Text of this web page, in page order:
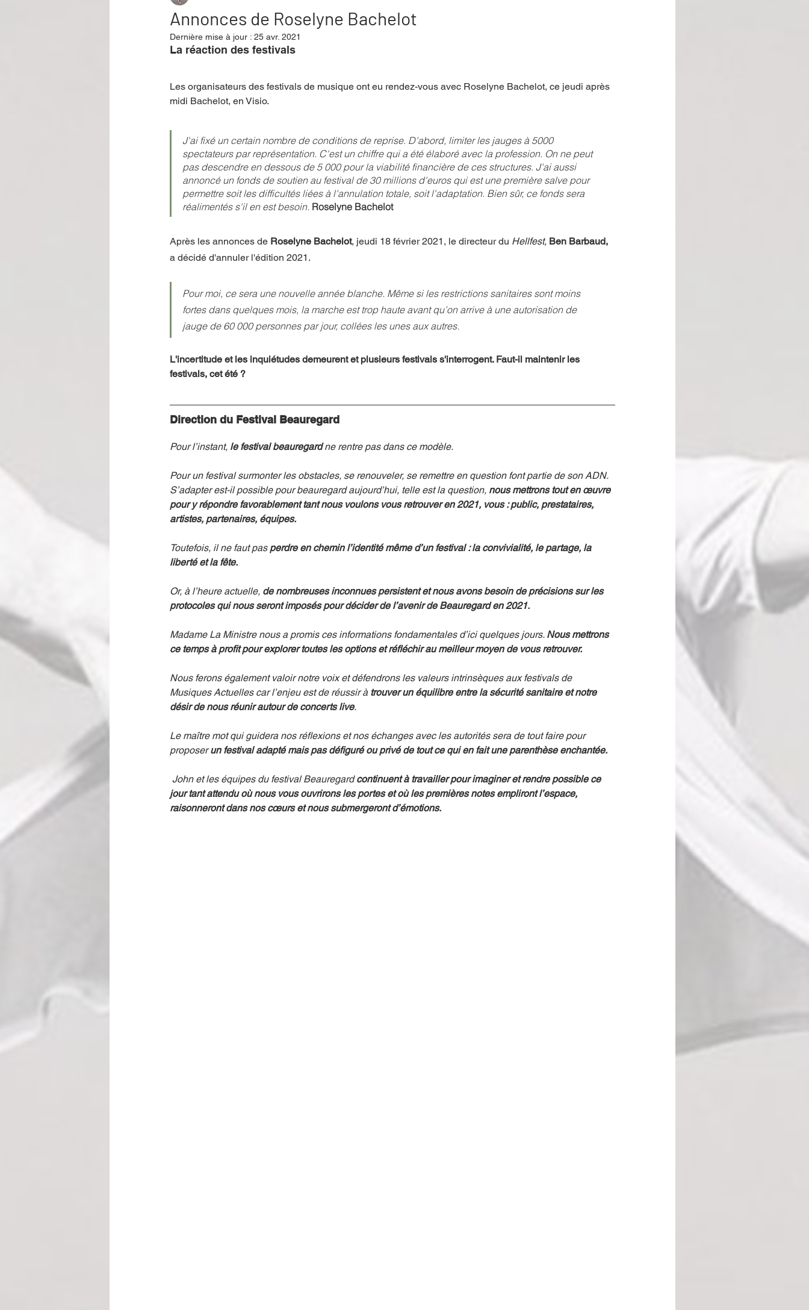
Performance Rire Récompense
Interview
Offre spéciale Annuaire Théâtre - Musée Hommage
Annonces de Roselyne Bachelot
Dernière mise à jour : 25 avr. 2021
La réaction des festivals
Les organisateurs des festivals de musique ont eu rendez-vous avec Roselyne Bachelot, ce jeudi après
midi Bachelot, en Visio.
J'ai fixé un certain nombre de conditions de reprise. D'abord, limiter les jauges à 5000
spectateurs par représentation. C'est un chiffre qui a été élaboré avec la profession. On ne peut
pas descendre en dessous de 5 000 pour la viabilité financière de ces structures. J'ai aussi
annoncé un fonds de soutien au festival de 30 millions d'euros qui est une première salve pour
permettre soit les difficultés liées à l'annulation totale, soit l'adaptation. Bien sûr, ce fonds sera
réalimentés s'il en est besoin. Roselyne Bachelot
Après les annonces de Roselyne Bachelot, jeudi 18 février 2021, le directeur du Hellfest, Ben Barbaud,
a décidé d'annuler l'édition 2021.
Pour moi, ce sera une nouvelle année blanche. Même si les restrictions sanitaires sont moins
fortes dans quelques mois, la marche est trop haute avant qu’on arrive à une autorisation de
jauge de 60 000 personnes par jour, collées les unes aux autres.
L'incertitude et les inquiétudes demeurent et plusieurs festivals s'interrogent. Faut-il maintenir les
festivals, cet été ?
Direction du Festival Beauregard
Pour l’instant, le festival beauregard ne rentre pas dans ce modèle.
Pour un festival surmonter les obstacles, se renouveler, se remettre en question font partie de son ADN.
S’adapter est-il possible pour beauregard aujourd’hui, telle est la question, nous mettrons tout en œuvre
pour y répondre favorablement tant nous voulons vous retrouver en 2021, vous : public, prestataires,
artistes, partenaires, équipes.
Toutefois, il ne faut pas perdre en chemin l’identité même d’un festival : la convivialité, le partage, la
liberté et la fête.
Or, à l’heure actuelle, de nombreuses inconnues persistent et nous avons besoin de précisions sur les
protocoles qui nous seront imposés pour décider de l’avenir de Beauregard en 2021.
Madame La Ministre nous a promis ces informations fondamentales d’ici quelques jours. Nous mettrons
ce temps à profit pour explorer toutes les options et réfléchir au meilleur moyen de vous retrouver.
Nous ferons également valoir notre voix et défendrons les valeurs intrinsèques aux festivals de
Musiques Actuelles car l’enjeu est de réussir à trouver un équilibre entre la sécurité sanitaire et notre
désir de nous réunir autour de concerts live.
Le maître mot qui guidera nos réflexions et nos échanges avec les autorités sera de tout faire pour
proposer un festival adapté mais pas défiguré ou privé de tout ce qui en fait une parenthèse enchantée.
John et les équipes du festival Beauregard continuent à travailler pour imaginer et rendre possible ce
jour tant attendu où nous vous ouvrirons les portes et où les premières notes empliront l’espace,
raisonneront dans nos cœurs et nous submergeront d’émotions.